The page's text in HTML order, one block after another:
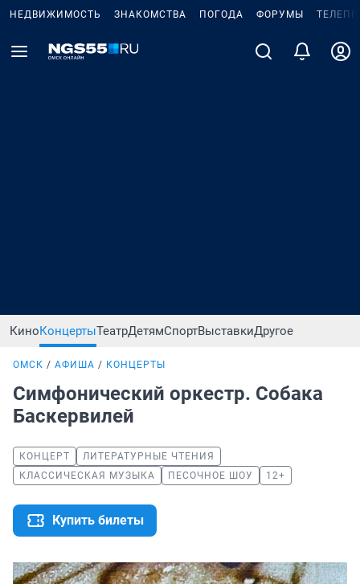
НЕДВИЖИМОСТЬ ЗНАКОМСТВА ПОГОДА ФОРУМЫ
КиноКонцертыТеатрДетямСпортВыставкиДругое
ОМСК АФИША КОНЦЕРТЫ
Симфонический оркестр. Собака
Баскервилей
КОНЦЕРТ
ЛИТЕРАТУРНЫЕ ЧТЕНИЯ
КЛАССИЧЕСКАЯ МУЗЫКА
ПЕСОЧНОЕ ШОУ 12+
Купить билеты